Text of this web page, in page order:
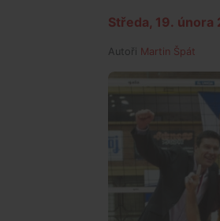
Středa, 19. února
Autoři Martin Špát